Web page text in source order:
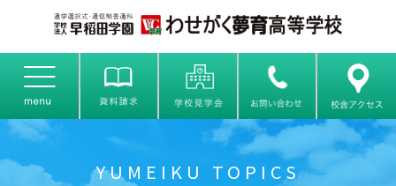
YUMEIKU TOPICS